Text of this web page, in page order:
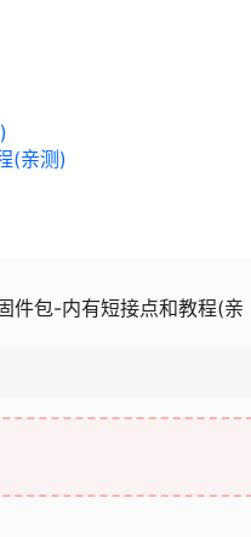
(亲测)
件包-内有短接点和教程(亲